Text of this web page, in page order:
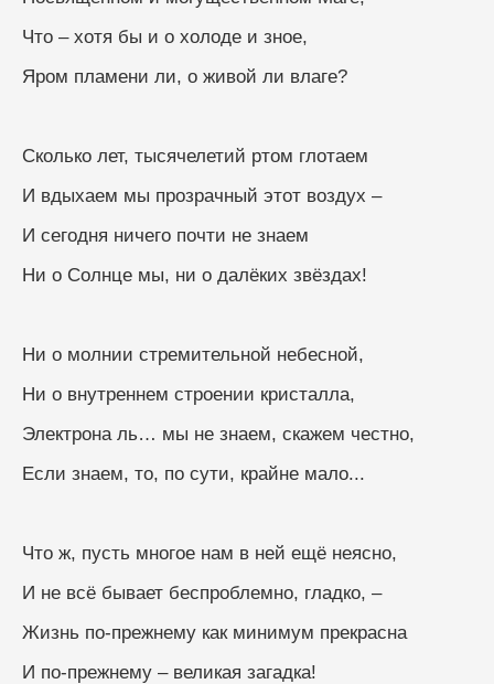
Что – хотя бы и о холоде и зное,
Яром пламени ли, о живой ли влаге?
Сколько лет, тысячелетий ртом глотаем
И вдыхаем мы прозрачный этот воздух –
И сегодня ничего почти не знаем
Ни о Солнце мы, ни о далёких звёздах!
Ни о молнии стремительной небесной,
Ни о внутреннем строении кристалла,
Электрона ль… мы не знаем, скажем честно,
Если знаем, то, по сути, крайне мало...
Что ж, пусть многое нам в ней ещё неясно,
И не всё бывает беспроблемно, гладко, –
Жизнь по-прежнему как минимум прекрасна
И по-прежнему – великая загадка!